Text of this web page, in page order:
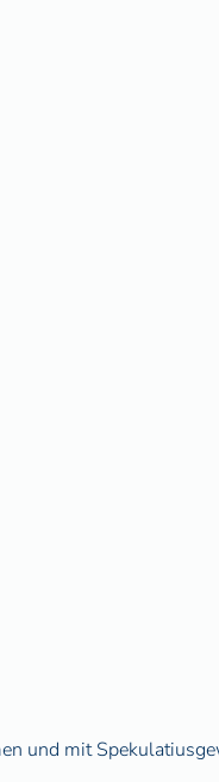
und mit